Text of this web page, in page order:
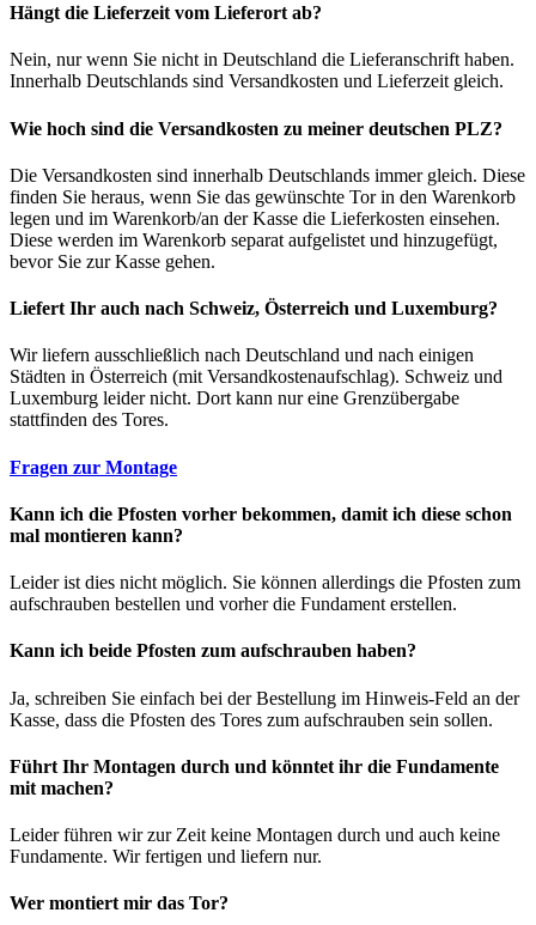
Hängt die Lieferzeit vom Lieferort ab?
Nein, nur wenn Sie nicht in Deutschland die Lieferanschrift haben.
Innerhalb Deutschlands sind Versandkosten und Lieferzeit gleich.
Wie hoch sind die Versandkosten zu meiner deutschen PLZ?
Die Versandkosten sind innerhalb Deutschlands immer gleich. Diese
finden Sie heraus, wenn Sie das gewünschte Tor in den Warenkorb
legen und im Warenkorb/an der Kasse die Lieferkosten einsehen.
Diese werden im Warenkorb separat aufgelistet und hinzugefügt,
bevor Sie zur Kasse gehen.
Liefert Ihr auch nach Schweiz, Österreich und Luxemburg?
Wir liefern ausschließlich nach Deutschland und nach einigen
Städten in Österreich (mit Versandkostenaufschlag). Schweiz und
Luxemburg leider nicht. Dort kann nur eine Grenzübergabe
stattfinden des Tores.
Fragen zur Montage
Kann ich die Pfosten vorher bekommen, damit ich diese schon
mal montieren kann?
Leider ist dies nicht möglich. Sie können allerdings die Pfosten zum
aufschrauben bestellen und vorher die Fundament erstellen.
Kann ich beide Pfosten zum aufschrauben haben?
Ja, schreiben Sie einfach bei der Bestellung im Hinweis-Feld an der
Kasse, dass die Pfosten des Tores zum aufschrauben sein sollen.
Führt Ihr Montagen durch und könntet ihr die Fundamente
mit machen?
Leider führen wir zur Zeit keine Montagen durch und auch keine
Fundamente. Wir fertigen und liefern nur.
Wer montiert mir das Tor?